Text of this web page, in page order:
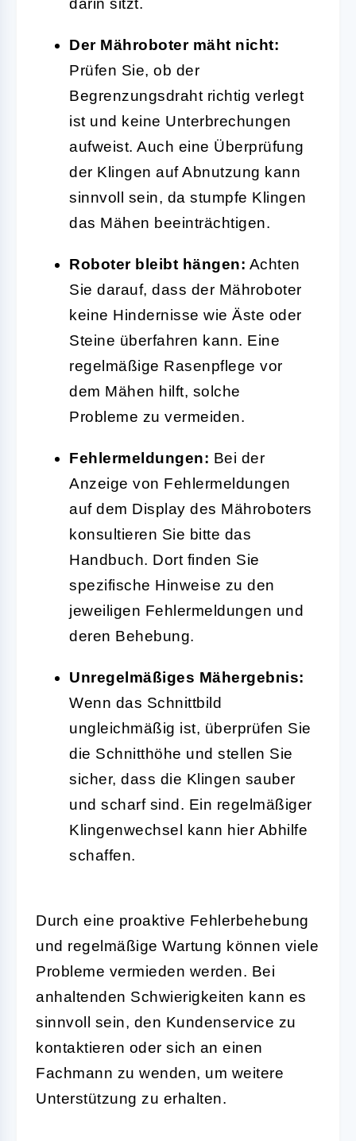
darin sitzt.
Der Mähroboter mäht nicht:
Prüfen Sie, ob der
Begrenzungsdraht richtig verlegt
ist und keine Unterbrechungen
aufweist. Auch eine Überprüfung
der Klingen auf Abnutzung kann
sinnvoll sein, da stumpfe Klingen
das Mähen beeinträchtigen.
Roboter bleibt hängen: Achten
Sie darauf, dass der Mähroboter
keine Hindernisse wie Äste oder
Steine überfahren kann. Eine
regelmäßige Rasenpflege vor
dem Mähen hilft, solche
Probleme zu vermeiden.
Fehlermeldungen: Bei der
Anzeige von Fehlermeldungen
auf dem Display des Mähroboters
konsultieren Sie bitte das
Handbuch. Dort finden Sie
spezifische Hinweise zu den
jeweiligen Fehlermeldungen und
deren Behebung.
Unregelmäßiges Mähergebnis:
Wenn das Schnittbild
ungleichmäßig ist, überprüfen Sie
die Schnitthöhe und stellen Sie
sicher, dass die Klingen sauber
und scharf sind. Ein regelmäßiger
Klingenwechsel kann hier Abhilfe
schaffen.
Durch eine proaktive Fehlerbehebung
und regelmäßige Wartung können viele
Probleme vermieden werden. Bei
anhaltenden Schwierigkeiten kann es
sinnvoll sein, den Kundenservice zu
kontaktieren oder sich an einen
Fachmann zu wenden, um weitere
Unterstützung zu erhalten.